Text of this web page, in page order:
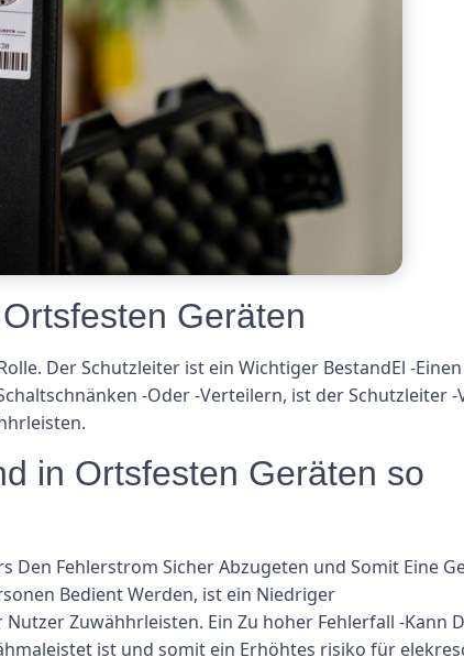
Geräten
Der Schutzleiter ist ein Wichtiger BestandEl -
-Oder -Verteilern, ist der Schutzleiter
in Ortsfesten Geräten so
Den Fehlerstrom Sicher Abzugeten und Somit Eine
Bedient Werden, ist ein Niedriger
Zuwähhrleisten. Ein Zu hoher Fehlerfall -Kann
ist und somit ein Erhöhtes risiko für